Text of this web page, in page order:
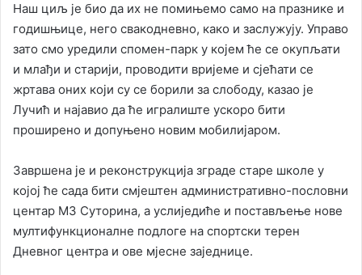
Наш циљ је био да их не помињемо само на празнике и
годишњице, него свакодневно, како и заслужују. Управо
зато смо уредили спомен-парк у којем ће се окупљати
и млађи и старији, проводити вријеме и сјећати се
жртава оних који су се борили за слободу, казао је
Лучић и најавио да ће игралиште ускоро бити
проширено и допуњено новим мобилијаром.
Завршена је и реконструкција зграде старе школе у
којој ће сада бити смјештен административно-пословни
центар МЗ Суторина, а услиједиће и постављење нове
мултифункционалне подлоге на спортски терен
Дневног центра и ове мјесне заједнице.